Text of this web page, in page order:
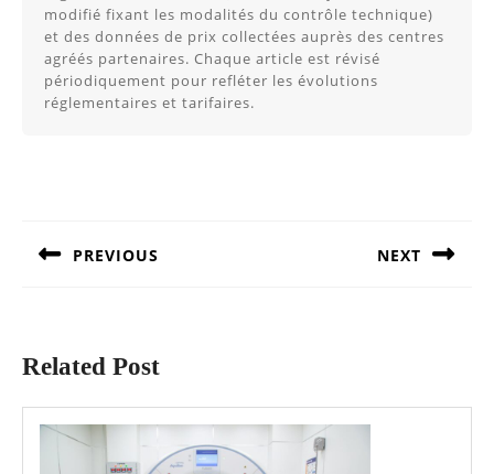
modifié fixant les modalités du contrôle technique)
et des données de prix collectées auprès des centres
agréés partenaires. Chaque article est révisé
périodiquement pour refléter les évolutions
réglementaires et tarifaires.
l’articlePREVIOUS NEXT
Related Post